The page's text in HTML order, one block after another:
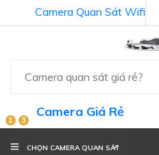
Camera Quan Sát Wifi
1 3
Camera Giá Rẻ
CHỌN CAMERA QUAN SÁT